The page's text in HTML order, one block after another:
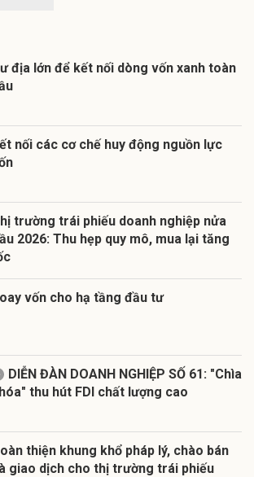
địa lớn để kết nối dòng vốn xanh toàn
nối các cơ chế huy động nguồn lực
trường trái phiếu doanh nghiệp nửa
2026: Thu hẹp quy mô, mua lại tăng
vốn cho hạ tầng đầu tư
DIỄN ĐÀN DOANH NGHIỆP SỐ 61: "Chìa
thu hút FDI chất lượng cao
thiện khung khổ pháp lý, chào bán
giao dịch cho thị trường trái phiếu